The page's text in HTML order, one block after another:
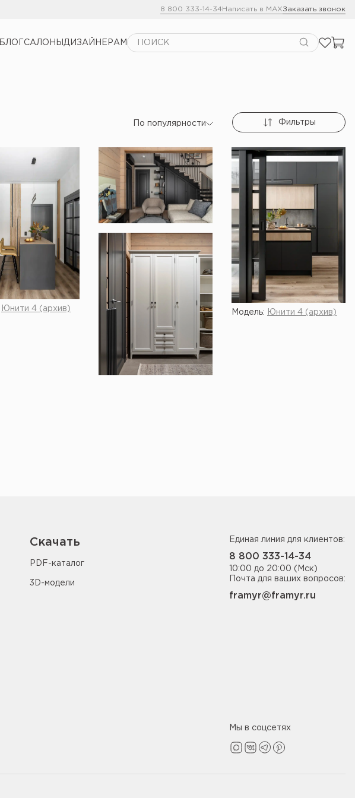
8 800 333-14-34Написать в MAXЗаказать звонок
БЛОГСАЛОНЫ ДИЗАЙНЕРАМ
По популярности Фильтры
Юнити 4 (архив) Модель: Юнити 4 (архив)
Скачать
PDF-каталог
3D-модели
Единая линия для клиентов:
8 800 333-14-34
10:00 до 20:00 (Мск)
Почта для ваших вопросов:
framyr@framyr.ru
Мы в соцсетях